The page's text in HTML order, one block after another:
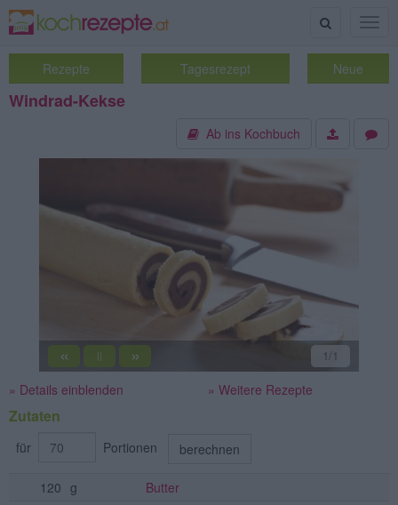
Suche
Rezepte Tagesrezept Neue
Windrad-Kekse
Ab ins Kochbuch
« || » 1/1
» Details einblenden » Weitere Rezepte
Zutaten
für Portionen berechnen
120 g
Butter